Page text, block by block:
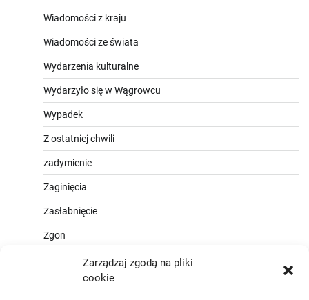
Zarządzaj zgodą na pliki
cookie
Wiadomości z kraju
Wiadomości ze świata
Wydarzenia kulturalne
Wydarzyło się w Wągrowcu
Wypadek
Z ostatniej chwili
zadymienie
Zaginięcia
Zasłabnięcie
Zgon